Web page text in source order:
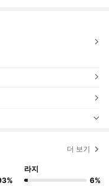
더 보기
라지
6%